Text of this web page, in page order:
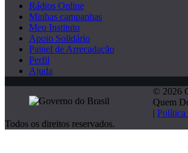
Rádios Online
Minhas campanhas
Meu Instituto
Apoio Solidário
Painel de Arrecadação
Perfil
Ajuda
© 2026
Quem
| Política
Todos os direitos reservados.